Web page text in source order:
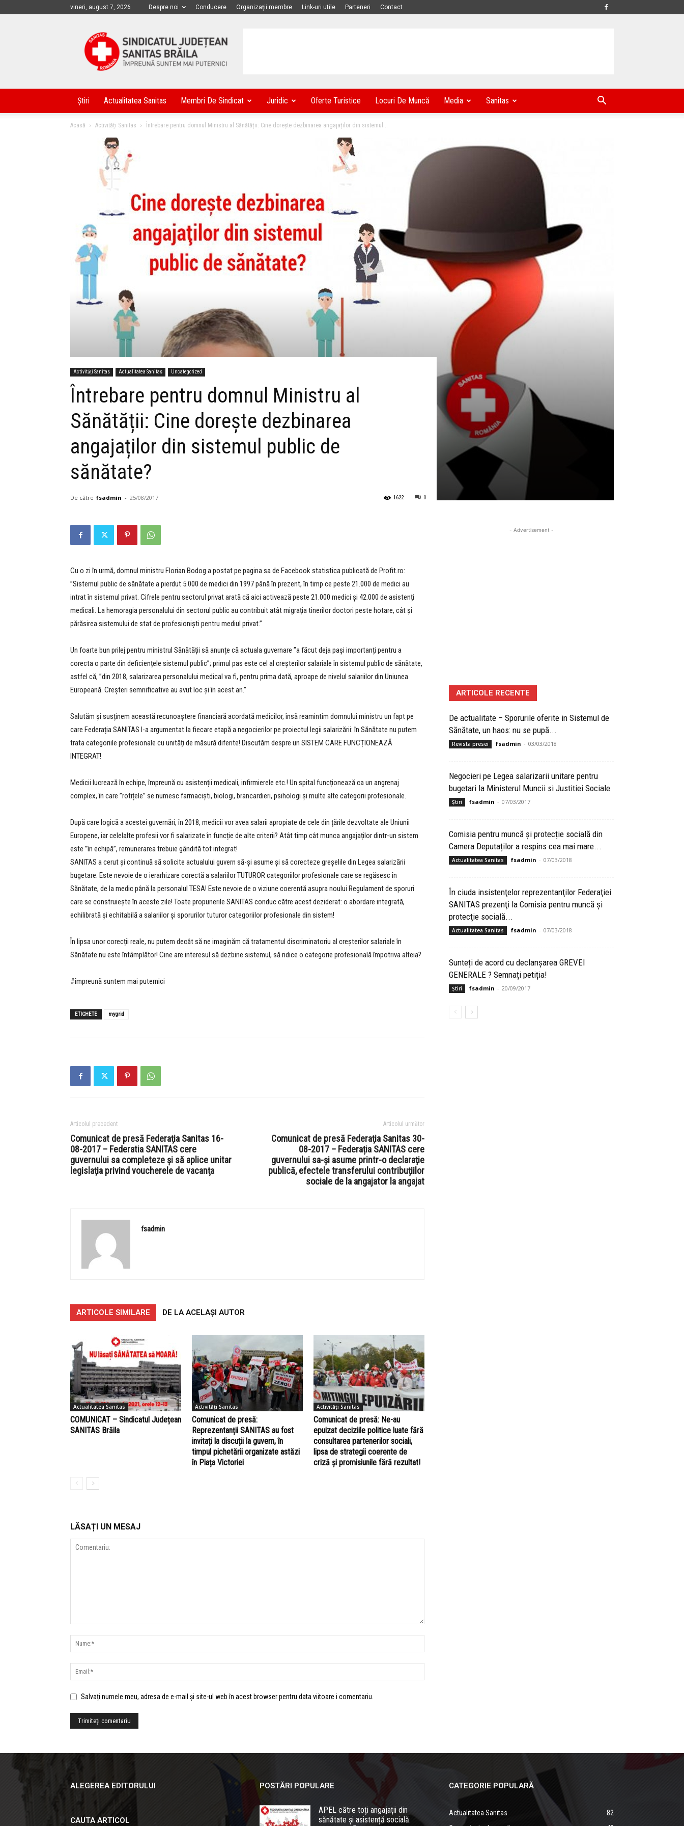
vineri, august 7, 2026 Despre noi Conducere Organizații membre Link-uri utile Parteneri Contact
Braila
Știri Actualitatea Sanitas Membri De Sindicat Juridic Oferte Turistice Locuri De Muncă Media Sanitas
Acasă Activități Sanitas Întrebare pentru domnul Ministru al Sănătății: Cine dorește dezbinarea angajaților din sistemul...
Activități Sanitas Actualitatea Sanitas Uncategorized
Întrebare pentru domnul Ministru al
Sănătății: Cine dorește dezbinarea
angajaților din sistemul public de
sănătate?
De către fsadmin - 25/08/2017 0
1622
Cu o zi în urmă, domnul ministru Florian Bodog a postat pe pagina sa de Facebook statistica publicată de Profit.ro:
”Sistemul public de sănătate a pierdut 5.000 de medici din 1997 până în prezent, în timp ce peste 21.000 de medici au
intrat în sistemul privat. Cifrele pentru sectorul privat arată că aici activează peste 21.000 medici și 42.000 de asistenți
medicali. La hemoragia personalului din sectorul public au contribuit atât migrația tinerilor doctori peste hotare, cât și
părăsirea sistemului de stat de profesioniști pentru mediul privat.”
Un foarte bun prilej pentru ministrul Sănătății să anunțe că actuala guvernare ”a făcut deja pași importanți pentru a
corecta o parte din deficiențele sistemul public”; primul pas este cel al creșterilor salariale în sistemul public de sănătate,
astfel că, ”din 2018, salarizarea personalului medical va fi, pentru prima dată, aproape de nivelul salariilor din Uniunea
Europeană. Creșteri semnificative au avut loc și în acest an.”
Salutăm și susținem această recunoaștere financiară acordată medicilor, însă reamintim domnului ministru un fapt pe
care Federația SANITAS l-a argumentat la fiecare etapă a negocierilor pe proiectul legii salarizării: în Sănătate nu putem
trata categoriile profesionale cu unități de măsură diferite! Discutăm despre un SISTEM CARE FUNCȚIONEAZĂ
INTEGRAT!
Medicii lucrează în echipe, împreună cu asistenții medicali, infirmierele etc.! Un spital funcționează ca un angrenaj
complex, în care ”rotițele” se numesc farmaciști, biologi, brancardieri, psihologi și multe alte categorii profesionale.
După care logică a acestei guvernări, în 2018, medicii vor avea salarii apropiate de cele din țările dezvoltate ale Uniunii
Europene, iar celelalte profesii vor fi salarizate în funcție de alte criterii? Atât timp cât munca angajaților dintr-un sistem
este ”în echipă”, remunerarea trebuie gândită tot integrat!
SANITAS a cerut și continuă să solicite actualului guvern să-și asume și să corecteze greșelile din Legea salarizării
bugetare. Este nevoie de o ierarhizare corectă a salariilor TUTUROR categoriilor profesionale care se regăsesc în
Sănătate, de la medic până la personalul TESA! Este nevoie de o viziune coerentă asupra noului Regulament de sporuri
care se construiește în aceste zile! Toate propunerile SANITAS conduc către acest deziderat: o abordare integrată,
echilibrată și echitabilă a salariilor și sporurilor tuturor categoriilor profesionale din sistem!
În lipsa unor corecții reale, nu putem decât să ne imaginăm că tratamentul discriminatoriu al creșterilor salariale în
Sănătate nu este întâmplător! Cine are interesul să dezbine sistemul, să ridice o categorie profesională împotriva alteia?
#împreună suntem mai puternici
ETICHETE mygrid
Articolul precedent
Comunicat de presă Federaţia Sanitas 16-
08-2017 – Federatia SANITAS cere
guvernului sa completeze şi să aplice unitar
legislaţia privind voucherele de vacanţa
Articolul următor
Comunicat de presă Federaţia Sanitas 30-
08-2017 – Federația SANITAS cere
guvernului sa-și asume printr-o declarație
publică, efectele transferului contribuțiilor
sociale de la angajator la angajat
fsadmin
ARTICOLE SIMILARE DE LA ACELAȘI AUTOR
Actualitatea Sanitas
COMUNICAT – Sindicatul Județean
SANITAS Brăila
Activități Sanitas
Comunicat de presă:
Reprezentanții SANITAS au fost
invitați la discuții la guvern, în
timpul pichetării organizate astăzi
în Piața Victoriei
Activități Sanitas
Comunicat de presă: Ne-au
epuizat deciziile politice luate fără
consultarea partenerilor sociali,
lipsa de strategii coerente de
criză și promisiunile fără rezultat!
LĂSAȚI UN MESAJ
Salvați numele meu, adresa de e-mail și site-ul web în acest browser pentru data viitoare i comentariu.
- Advertisement -
ARTICOLE RECENTE
De actualitate – Sporurile oferite in Sistemul de
Sănătate, un haos: nu se pupă...
Revista presei fsadmin - 03/03/2018
Negocieri pe Legea salarizarii unitare pentru
bugetari la Ministerul Muncii si Justitiei Sociale
Știri fsadmin - 07/03/2017
Comisia pentru muncă și protecție socială din
Camera Deputaților a respins cea mai mare...
Actualitatea Sanitas fsadmin - 07/03/2018
În ciuda insistenţelor reprezentanţilor Federaţiei
SANITAS prezenţi la Comisia pentru muncă şi
protecţie socială...
Actualitatea Sanitas fsadmin - 07/03/2018
Sunteți de acord cu declanșarea GREVEI
GENERALE ? Semnați petiția!
Știri fsadmin - 20/09/2017
ALEGEREA EDITORULUI
CAUTA ARTICOL
POSTĂRI POPULARE
APEL către toți angajații din
sănătate și asistență socială:
CATEGORIE POPULARĂ
Actualitatea Sanitas
82